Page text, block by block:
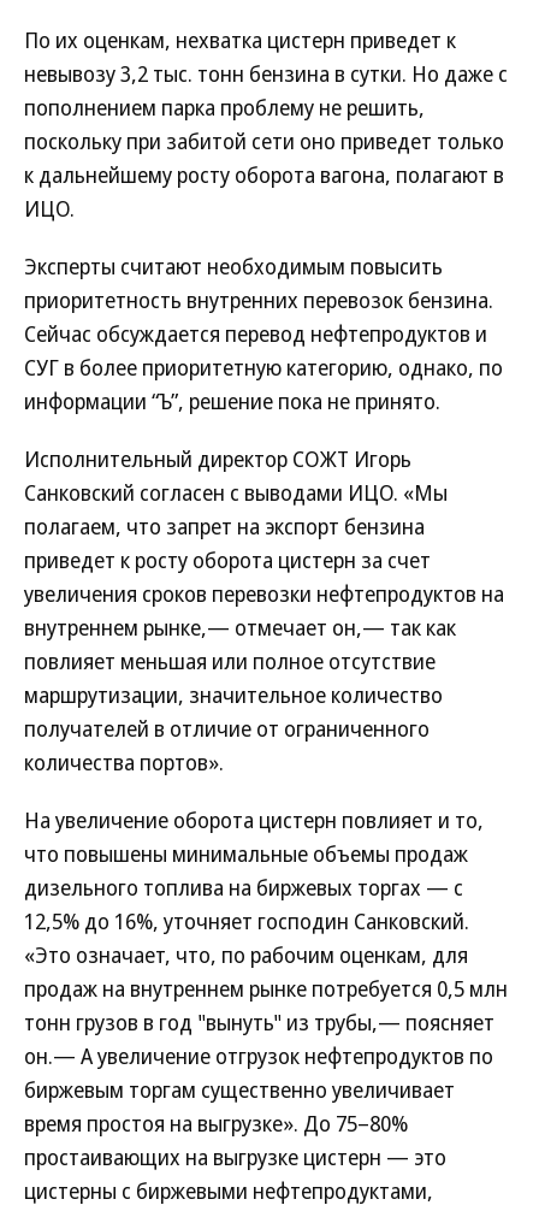
По их оценкам, нехватка цистерн приведет к
невывозу 3,2 тыс. тонн бензина в сутки. Но даже с
пополнением парка проблему не решить,
поскольку при забитой сети оно приведет только
к дальнейшему росту оборота вагона, полагают в
ИЦО.
Эксперты считают необходимым повысить
приоритетность внутренних перевозок бензина.
Сейчас обсуждается перевод нефтепродуктов и
СУГ в более приоритетную категорию, однако, по
информации “Ъ”, решение пока не принято.
Исполнительный директор СОЖТ Игорь
Санковский согласен с выводами ИЦО. «Мы
полагаем, что запрет на экспорт бензина
приведет к росту оборота цистерн за счет
увеличения сроков перевозки нефтепродуктов на
внутреннем рынке,— отмечает он,— так как
повлияет меньшая или полное отсутствие
маршрутизации, значительное количество
получателей в отличие от ограниченного
количества портов».
На увеличение оборота цистерн повлияет и то,
что повышены минимальные объемы продаж
дизельного топлива на биржевых торгах — c
12,5% до 16%, уточняет господин Санковский.
«Это означает, что, по рабочим оценкам, для
продаж на внутреннем рынке потребуется 0,5 млн
тонн грузов в год "вынуть" из трубы,— поясняет
он.— А увеличение отгрузок нефтепродуктов по
биржевым торгам существенно увеличивает
время простоя на выгрузке». До 75–80%
простаивающих на выгрузке цистерн — это
цистерны с биржевыми нефтепродуктами,